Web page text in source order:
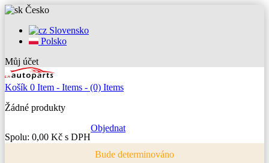
Česko
Slovensko
Polsko
Můj účet
Košík 0 Item - Items - (0) Items
Žádné produkty
Spolu: 0,00 Kč s DPH
Objednat
Bude determinováno